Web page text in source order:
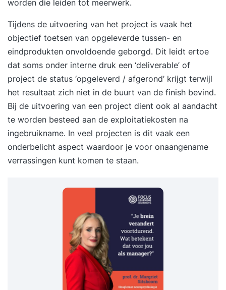
worden die leiden tot meerwerk.
Tijdens de uitvoering van het project is vaak het
objectief toetsen van opgeleverde tussen- en
eindprodukten onvoldoende geborgd. Dit leidt ertoe
dat soms onder interne druk een ‘deliverable’ of
project de status ‘opgeleverd / afgerond’ krijgt terwijl
het resultaat zich niet in de buurt van de finish bevind.
Bij de uitvoering van een project dient ook al aandacht
te worden besteed aan de exploitatiekosten na
ingebruikname. In veel projecten is dit vaak een
onderbelicht aspect waardoor je voor onaangename
verrassingen kunt komen te staan.